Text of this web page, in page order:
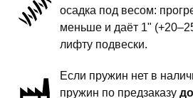
пружины
осадка под весом:
меньше и даёт 1"
лифту подвески.
Если пружин нет в
пружин по предзаказу